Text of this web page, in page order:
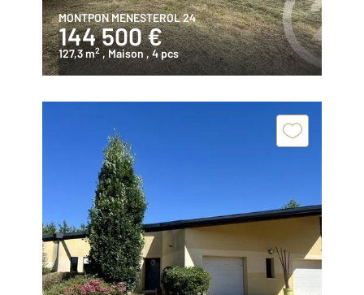
MONTPON MENESTEROL 24
144 500 €
127,3 m2 , Maison, 4 pcs